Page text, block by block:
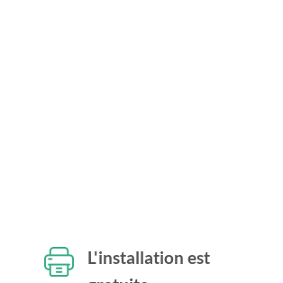
L'installation est